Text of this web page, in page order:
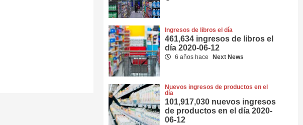
Ingresos de libros el día
461,634 ingresos de libros el
día 2020-06-12
6 años hace Next News
Nuevos ingresos de productos en el
día
101,917,030 nuevos ingresos
de productos en el día 2020-
06-12